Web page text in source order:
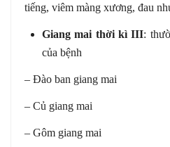
tiếng, viêm màng xương, đau
Giang mai thời kì III:
của bệnh
– Đào ban giang mai
– Củ giang mai
– Gôm giang mai